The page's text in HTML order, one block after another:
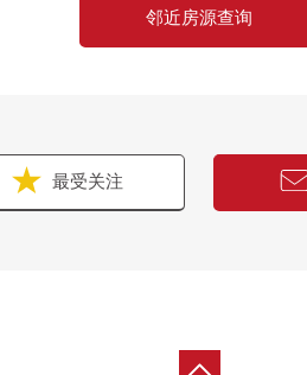
邻近房源查询
最受关注